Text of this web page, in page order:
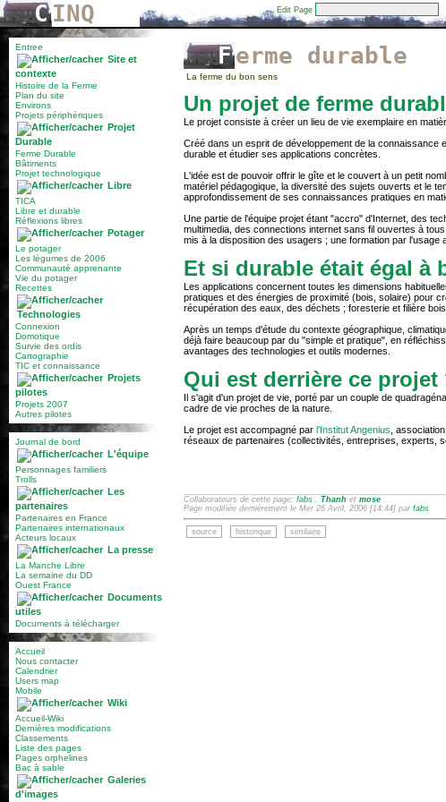
C INQ Edit Page
Entree
Site et
contexte
Histoire de la Ferme
Plan du site
Environs
Projets périphériques
Projet
Durable
Ferme Durable
Bâtiments
Projet technologique
Libre
TICA
Libre et durable
Réflexions libres
Potager
Le potager
Les légumes de 2006
Communauté apprenante
Vie du potager
Recettes
Technologies
Connexion
Domotique
Survie des ordis
Cartographie
TIC et connaissance
Projets
pilotes
Projets 2007
Autres pilotes
Journal de bord
L'équipe
Personnages familiers
Trolls
Les
partenaires
Partenaires en France
Partenaires internationaux
Acteurs locaux
La presse
La Manche Libre
La semaine du DD
Ouest France
Documents
utiles
Documents à télécharger
Accueil
Nous contacter
Calendrier
Users map
Mobile
Wiki
Accueil-Wiki
Dernières modifications
Classements
Liste des pages
Pages orphelines
Bac à sable
Galeries
d'images
Ferme durable
La ferme du bon sens
Un projet de ferme
Le projet consiste à créer un lieu de vie exemplaire en
Créé dans un esprit de développement de la connaissance
durable et étudier ses applications concrètes.
L'idée est de pouvoir offrir le gîte et le couvert à un petit
matériel pédagogique, la diversité des sujets ouverts et le
approfondissement de ses connaissances pratiques en
Une partie de l'équipe projet étant "accro" d'Internet, des
multimedia, des connections internet sans fil ouvertes à
mis à la disposition des usagers ; une formation par l'usage
Et si durable était égal à
Les applications concernent toutes les dimensions
pratiques et des énergies de proximité (bois, solaire) pour
récupération des eaux, des déchets ; foresterie et filière
Après un temps d'étude du contexte géographique,
déjà faire beaucoup par du "simple et pratique", en
avantages des technologies et outils modernes.
Qui est derrière ce projet
Il s'agit d'un projet de vie, porté par un couple de
cadre de vie proches de la nature.
Le projet est accompagné par l'Institut Angenius ,
réseaux de partenaires (collectivités, entreprises, experts,
Collaborateurs de cette page: fabs , Thanh et mose .
Page modifiée dernièrement le Mer 26 Avril, 2006 [14:44] par fabs.
source historique similaire